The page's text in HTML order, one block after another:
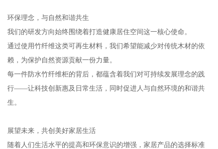
环保理念，与自然和谐共生
我们的研发方向始终围绕着打造健康居住空间这一核心使命。
通过使用竹纤维这类可再生材料，我们希望能减少对传统木材的依
赖，为保护自然资源贡献一份力量。
每一件防水竹纤维柜的背后，都蕴含着我们对可持续发展理念的践
行——让科技创新惠及日常生活，同时促进人与自然环境的和谐共
生。
展望未来，共创美好家居生活
随着人们生活水平的提高和环保意识的增强，家居产品的选择标准